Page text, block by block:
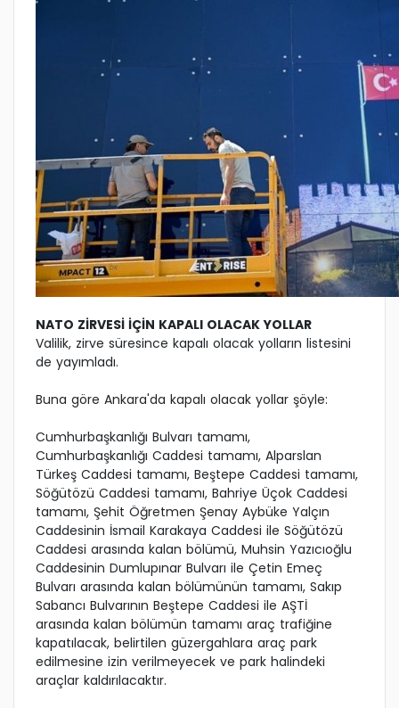
NATO ZİRVESİ İÇİN KAPALI OLACAK YOLLAR
Valilik, zirve süresince kapalı olacak yolların listesini
de yayımladı.
Buna göre Ankara'da kapalı olacak yollar şöyle:
Cumhurbaşkanlığı Bulvarı tamamı,
Cumhurbaşkanlığı Caddesi tamamı, Alparslan
Türkeş Caddesi tamamı, Beştepe Caddesi tamamı,
Söğütözü Caddesi tamamı, Bahriye Üçok Caddesi
tamamı, Şehit Öğretmen Şenay Aybüke Yalçın
Caddesinin İsmail Karakaya Caddesi ile Söğütözü
Caddesi arasında kalan bölümü, Muhsin Yazıcıoğlu
Caddesinin Dumlupınar Bulvarı ile Çetin Emeç
Bulvarı arasında kalan bölümünün tamamı, Sakıp
Sabancı Bulvarının Beştepe Caddesi ile AŞTİ
arasında kalan bölümün tamamı araç trafiğine
kapatılacak, belirtilen güzergahlara araç park
edilmesine izin verilmeyecek ve park halindeki
araçlar kaldırılacaktır.